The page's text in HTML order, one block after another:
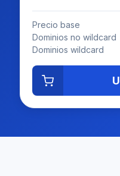
Precio base
Dominios no wildcard
Dominios wildcard